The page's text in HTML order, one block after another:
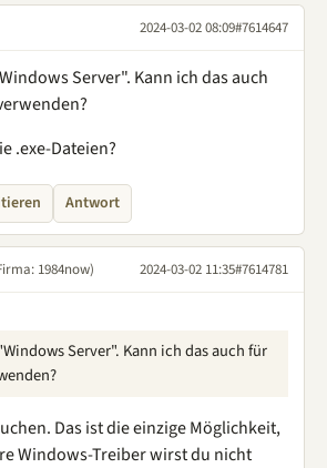
2024-03-02 08:09#7614647
Server". Kann ich das auch
.exe-Dateien?
Antwort
1984now) 2024-03-02 11:35#7614781
Server". Kann ich das auch für
Das ist die einzige Möglichkeit,
Windows-Treiber wirst du nicht